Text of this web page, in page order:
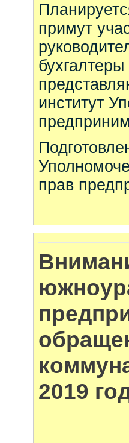
примут
институт
прав
2019